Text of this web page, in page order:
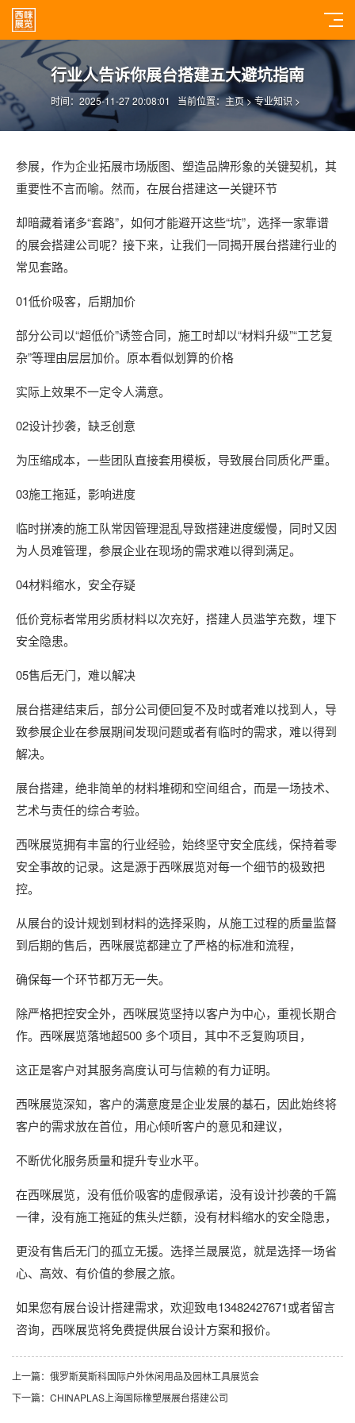
行业人告诉你展台搭建五大避坑指南
当前位置：主页>专业知识 >
时间：2025-11-27 20:08:01
参展，作为企业拓展市场版图、塑造品牌形象的关键契机，其
重要性不言而喻。然而，在展台搭建这一关键环节
却暗藏着诸多“套路”，如何才能避开这些“坑”，选择一家靠谱
的展会搭建公司呢？ 接下来，让我们一同揭开展台搭建行业的
常见套路。
01低价吸客，后期加价
部分公司以“超低价”诱签合同，施工时却以“材料升级”“工艺复
杂”等理由层层加价。原本看似划算的价格
实际上效果不一定令人满意。
02设计抄袭，缺乏创意
为压缩成本，一些团队直接套用模板，导致展台同质化严重。
03施工拖延，影响进度
临时拼凑的施工队常因管理混乱导致搭建进度缓慢，同时又因
为人员难管理，参展企业在现场的需求难以得到满足。
04材料缩水，安全存疑
低价竞标者常用劣质材料以次充好，搭建人员滥竽充数，埋下
安全隐患。
05售后无门，难以解决
展台搭建结束后，部分公司便回复不及时或者难以找到人，导
致参展企业在参展期间发现问题或者有临时的需求，难以得到
解决。
展台搭建，绝非简单的材料堆砌和空间组合，而是一场技术、
艺术与责任的综合考验。
西咪展览拥有丰富的行业经验，始终坚守安全底线，保持着零
安全事故的记录。这是源于西咪展览对每一个细节的极致把
控。
从展台的设计规划到材料的选择采购，从施工过程的质量监督
到后期的售后，西咪展览都建立了严格的标准和流程，
确保每一个环节都万无一失。
除严格把控安全外，西咪展览坚持以客户为中心，重视长期合
作。西咪展览落地超500 多个项目，其中不乏复购项目，
这正是客户对其服务高度认可与信赖的有力证明。
西咪展览深知，客户的满意度是企业发展的基石，因此始终将
客户的需求放在首位，用心倾听客户的意见和建议，
不断优化服务质量和提升专业水平。
在西咪展览，没有低价吸客的虚假承诺，没有设计抄袭的千篇
一律，没有施工拖延的焦头烂额，没有材料缩水的安全隐患，
更没有售后无门的孤立无援。选择兰晟展览，就是选择一场省
心、高效、有价值的参展之旅。
如果您有展台设计搭建需求，欢迎致电13482427671或者留言
咨询，西咪展览将免费提供展台设计方案和报价。
上一篇：俄罗斯莫斯科国际户外休闲用品及园林工具展览会
下一篇：CHINAPLAS上海国际橡塑展展台搭建公司